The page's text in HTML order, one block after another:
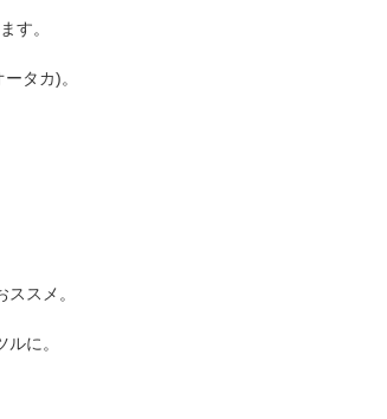
す。
タカ)。
スメ。
に。